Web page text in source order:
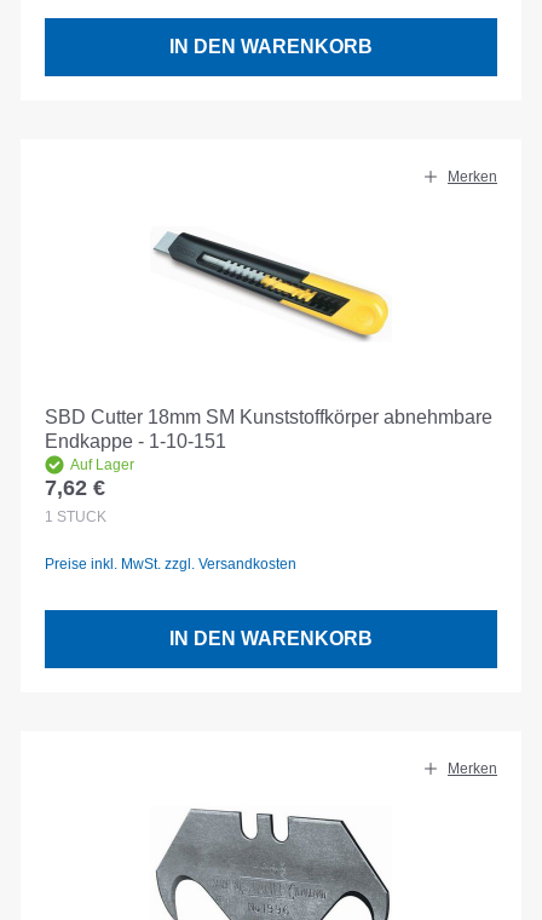
IN DEN WARENKORB
Merken
SBD Cutter 18mm SM Kunststoffkörper abnehmbare
Endkappe - 1-10-151
Auf Lager
Regulärer Preis:
7,62 €
1 STÜCK
Preise inkl. MwSt. zzgl. Versandkosten
IN DEN WARENKORB
Merken